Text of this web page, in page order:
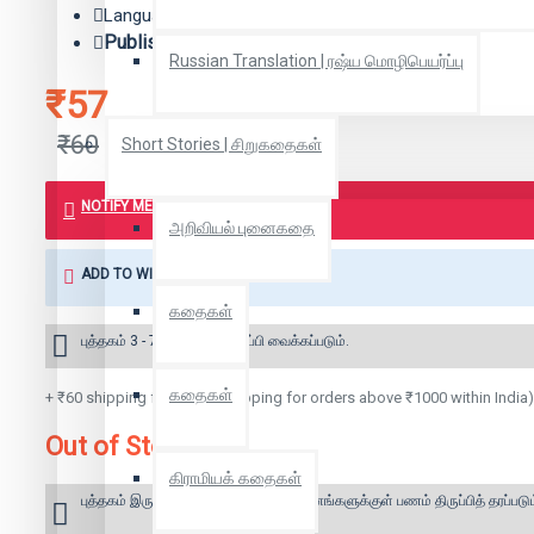
Russian Translation | ரஷ்ய மொழிபெயர்ப்பு
Short Stories | சிறுகதைகள்
அறிவியல் புனைகதை
கதைகள்
கதைகள்
கிராமியக் கதைகள்
₹57
₹60
Language: Tamil
Publisher:
NOTIFY ME WHEN BOOK IS AVAILABLE
ADD TO WISH LIST
புத்தகம் 3 - 7 நாட்களில் அனுப்பி வைக்கப்படும்.
+ ₹60 shipping fee* (Free shipping for orders above ₹1000 within India)
Out of Stock
புத்தகம் இருப்பில் இல்லை என்றால் 10 தினங்களுக்குள் பணம் திருப்பித்